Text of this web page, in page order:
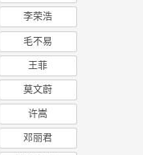
李荣浩
毛不易
王菲
莫文蔚
许嵩
邓丽君